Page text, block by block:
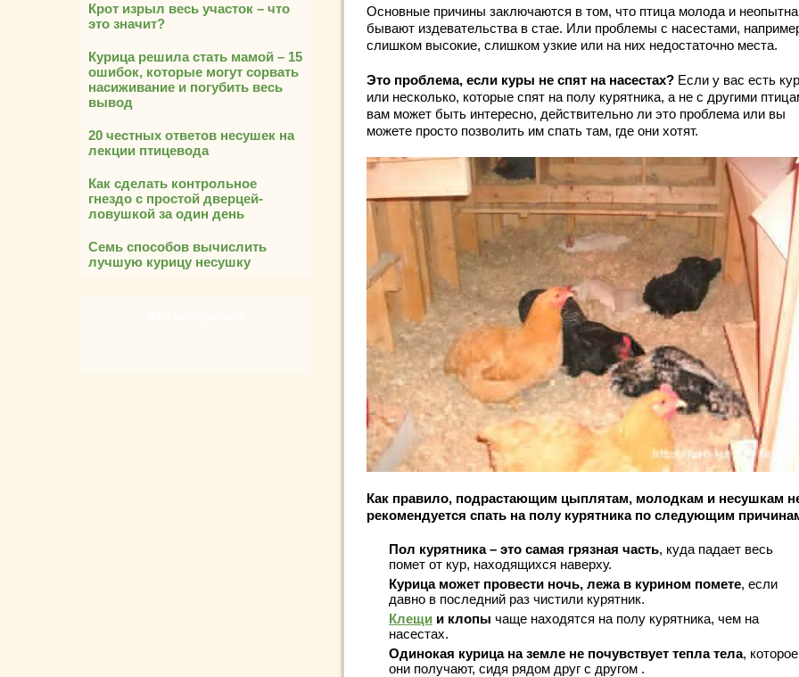
Крот изрыл весь участок – что
это значит?
Курица решила стать мамой – 15
ошибок, которые могут сорвать
насиживание и погубить весь
вывод
20 честных ответов несушек на
лекции птицевода
Как сделать контрольное
гнездо с простой дверцей-
ловушкой за один день
Семь способов вычислить
лучшую курицу несушку
Основные причины заключаются в том, что птица молода и
бывают издевательства в стае. Или проблемы с насестами,
слишком высокие, слишком узкие или на них недостаточно места.
Это проблема, если куры не спят на насестах? Если у вас есть
или несколько, которые спят на полу курятника, а не с другими
вам может быть интересно, действительно ли это проблема или вы
можете просто позволить им спать там, где они хотят.
Как правило, подрастающим цыплятам, молодкам и несушкам
рекомендуется спать на полу курятника по следующим
Пол курятника – это самая грязная часть, куда падает весь
помет от кур, находящихся наверху.
Курица может провести ночь, лежа в курином помете, если
давно в последний раз чистили курятник.
Клещи и клопы чаще находятся на полу курятника, чем на
насестах.
Одинокая курица на земле не почувствует тепла тела, которое
они получают, сидя рядом друг с другом .